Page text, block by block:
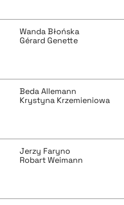
Wanda Błońska
Gérard Genette
Beda Allemann
Krystyna Krzemieniowa
Jerzy Faryno
Robart Weimann